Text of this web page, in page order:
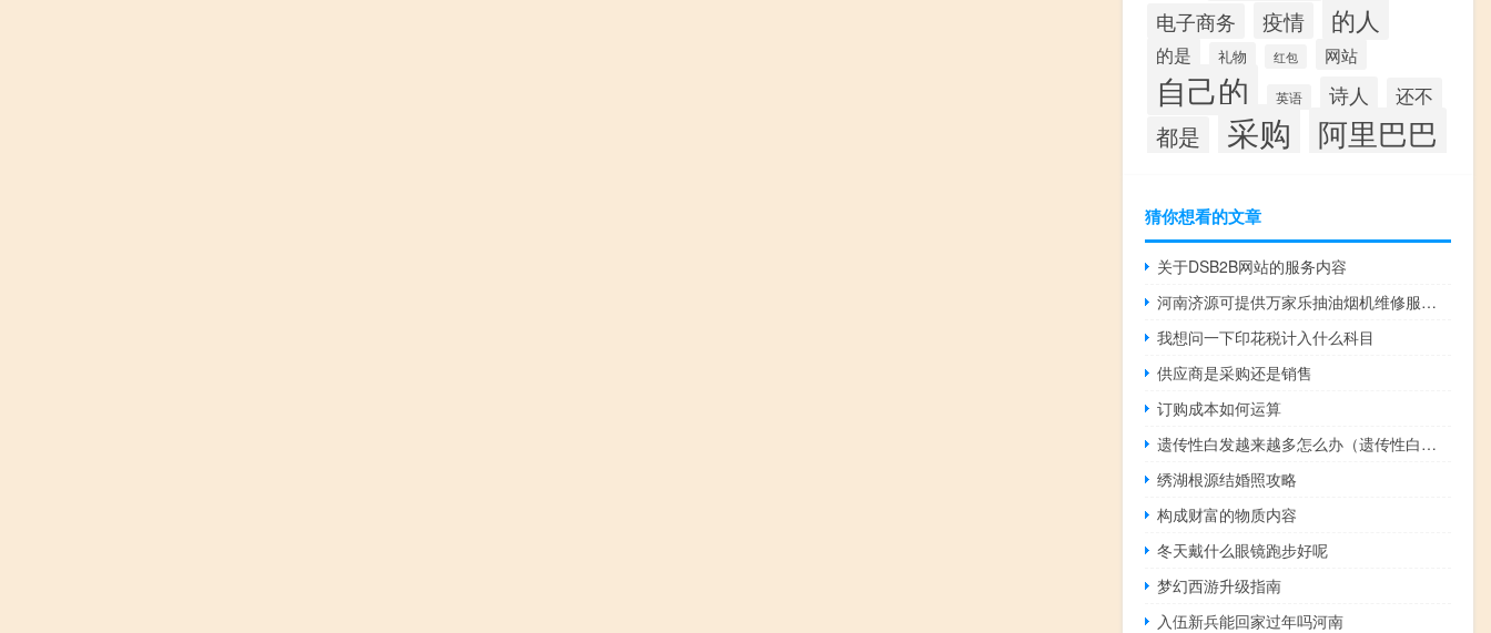
电子商务 疫情 的人
的是 礼物 红包 网站
自己的 英语 诗人 还不
都是 采购 阿里巴巴
猜你想看的文章
关于DSB2B网站的服务内容
河南济源可提供万家乐抽油烟机维修服务地址在哪
我想问一下印花税计入什么科目
供应商是采购还是销售
订购成本如何运算
遗传性白发越来越多怎么办（遗传性白发）
绣湖根源结婚照攻略
构成财富的物质内容
冬天戴什么眼镜跑步好呢
梦幻西游升级指南
入伍新兵能回家过年吗河南